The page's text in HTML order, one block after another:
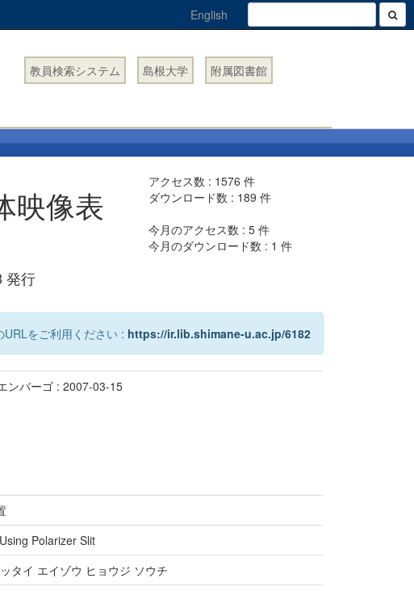
English
教員検索システム 島根大学 附属図書館
映像表
発行
アクセス数 : 1576 件
ダウンロード数 : 189 件
今月のアクセス数 :5 件
今月のダウンロード数 : 1 件
をご利用ください : https://ir.lib.shimane-u.ac.jp/6182
ンバーゴ : 2007-03-15
Polarizer Slit
タイ エイゾウ ヒョウジ ソウチ